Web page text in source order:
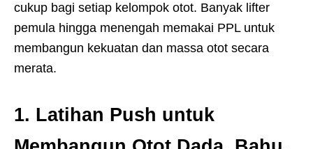
cukup bagi setiap kelompok otot. Banyak lifter
pemula hingga menengah memakai PPL untuk
membangun kekuatan dan massa otot secara
merata.
1. Latihan Push untuk